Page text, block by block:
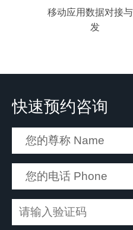
移动应用数据对接
发
快速预约咨询